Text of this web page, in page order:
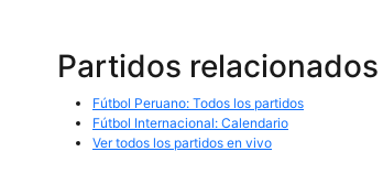
Partidos relacionados
Fútbol Peruano: Todos los partidos
Fútbol Internacional: Calendario
Ver todos los partidos en vivo